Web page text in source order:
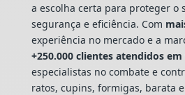
a escolha certa para proteger o
segurança e eficiência. Com
experiência no mercado e a
+250.000 clientes atendidos
especialistas no combate e
ratos, cupins, formigas, barata